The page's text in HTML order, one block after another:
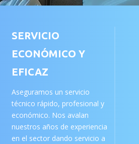
SERVICIO
ECONÓMICO Y
EFICAZ
Aseguramos un servicio
técnico rápido, profesional y
económico. Nos avalan
nuestros años de experiencia
en el sector dando servicio a